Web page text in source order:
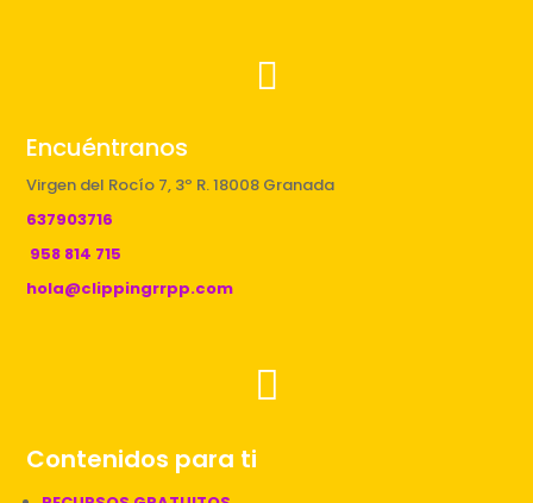

Encuéntranos
Virgen del Rocío 7, 3º R. 18008 Granada
637903716
958 814 715
hola@clippingrrpp.com

Contenidos para ti